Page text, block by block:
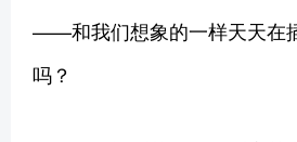
——和我们想象的一样天天在
吗？